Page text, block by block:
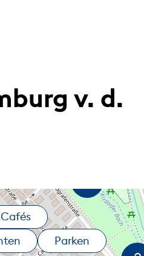
v. d.
Parken